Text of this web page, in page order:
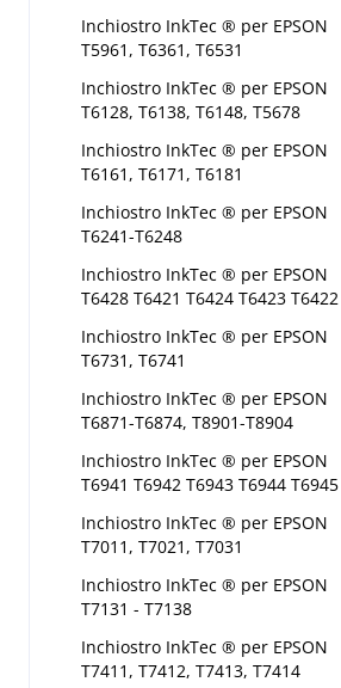
Inchiostro InkTec ® per EPSON
T5961, T6361, T6531
Inchiostro InkTec ® per EPSON
T6128, T6138, T6148, T5678
Inchiostro InkTec ® per EPSON
T6161, T6171, T6181
Inchiostro InkTec ® per EPSON
T6241-T6248
Inchiostro InkTec ® per EPSON
T6428 T6421 T6424 T6423 T6422
Inchiostro InkTec ® per EPSON
T6731, T6741
Inchiostro InkTec ® per EPSON
T6871-T6874, T8901-T8904
Inchiostro InkTec ® per EPSON
T6941 T6942 T6943 T6944 T6945
Inchiostro InkTec ® per EPSON
T7011, T7021, T7031
Inchiostro InkTec ® per EPSON
T7131 - T7138
Inchiostro InkTec ® per EPSON
T7411, T7412, T7413, T7414